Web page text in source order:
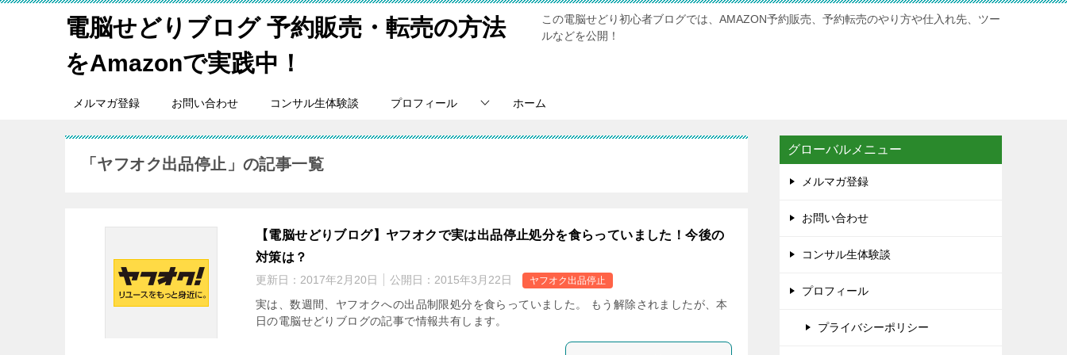
電脳せどりブログ 予約販売・転売の方法
をAmazonで実践中！
この電脳せどり初心者ブログでは、AMAZON予約販売、予約転売のやり方や仕入れ先、ツー
ルなどを公開！
メルマガ登録 お問い合わせ コンサル生体験談 プロフィール ホーム
「ヤフオク出品停止」の記事一覧
【電脳せどりブログ】ヤフオクで実は出品停止処分を食らっていました！今後の
対策は？
更新日： 2017年2月20日 公開日： 2015年3月22日 ヤフオク出品停止
実は、数週間、ヤフオクへの出品制限処分を食らっていました。 もう解除されましたが、本
日の電脳せどりブログの記事で情報共有します。
グローバルメニュー
メルマガ登録
お問い合わせ
コンサル生体験談
プロフィール
プライバシーポリシー